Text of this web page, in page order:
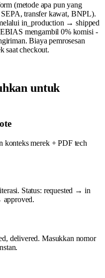
(metode apa pun yang
transfer kawat, BNPL).
in_production → shipped
mengambil 0% komisi -
Biaya pemrosesan
saat checkout.
untuk
konteks merek + PDF tech
Status: requested → in
delivered. Masukkan nomor